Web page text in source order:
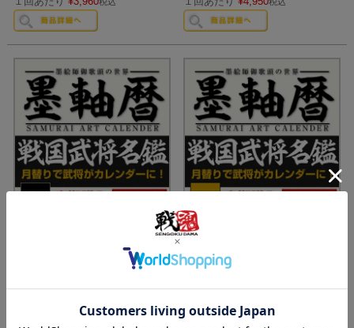
墨軸画『戦国武将名鑑』カレン
3か月毎10日にお届け
墨軸画『戦国武将名鑑』カレン
ダー（縦）
定期販売 3か月毎10日にお届け
１回あたり ¥ 4,950